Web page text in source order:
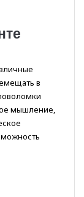
в
мышление,